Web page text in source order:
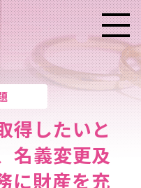
メニ
得したいと
名義変更及
に財産を充